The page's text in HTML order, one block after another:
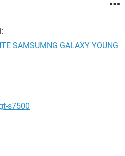
SAMSUMNG GALAXY YOUNG
s7500